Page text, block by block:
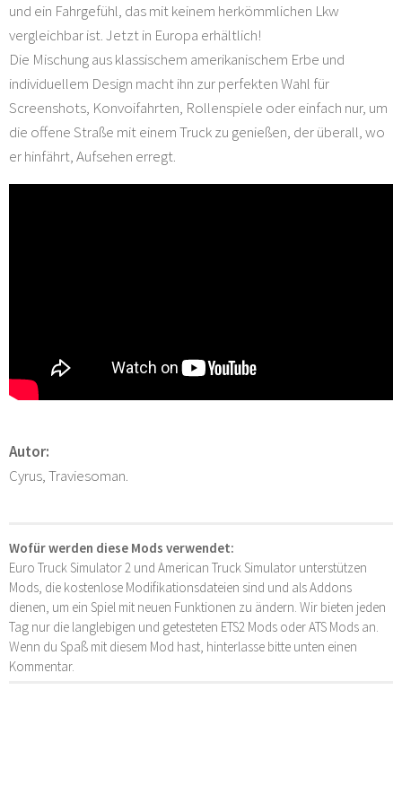
und ein Fahrgefühl, das mit keinem herkömmlichen Lkw
vergleichbar ist. Jetzt in Europa erhältlich!
Die Mischung aus klassischem amerikanischem Erbe und
individuellem Design macht ihn zur perfekten Wahl für
Screenshots, Konvoifahrten, Rollenspiele oder einfach nur, um
die offene Straße mit einem Truck zu genießen, der überall, wo
er hinfährt, Aufsehen erregt.
Autor:
Cyrus, Traviesoman.
Wofür werden diese Mods verwendet:
Euro Truck Simulator 2 und American Truck Simulator unterstützen
Mods, die kostenlose Modifikationsdateien sind und als Addons
dienen, um ein Spiel mit neuen Funktionen zu ändern. Wir bieten jeden
Tag nur die langlebigen und getesteten ETS2 Mods oder ATS Mods an.
Wenn du Spaß mit diesem Mod hast, hinterlasse bitte unten einen
Kommentar.